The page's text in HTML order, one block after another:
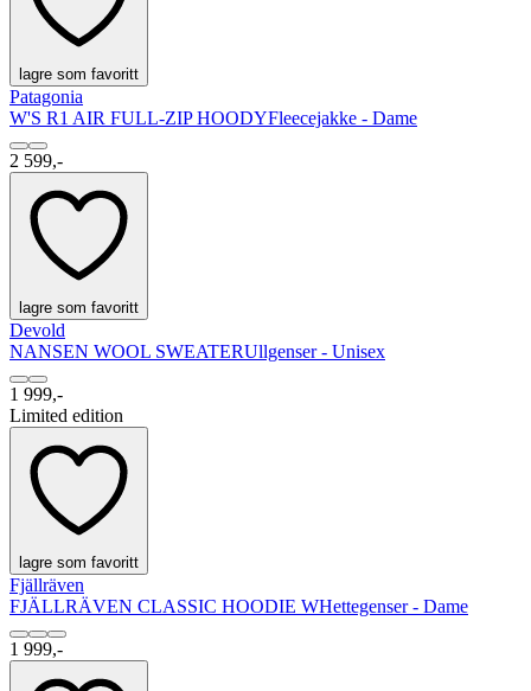
lagre som favoritt
Patagonia
W'S R1 AIR FULL-ZIP HOODYFleecejakke - Dame
2 599,-
lagre som favoritt
Devold
NANSEN WOOL SWEATERUllgenser - Unisex
1 999,-
Limited edition
lagre som favoritt
Fjällräven
FJÄLLRÄVEN CLASSIC HOODIE WHettegenser - Dame
1 999,-